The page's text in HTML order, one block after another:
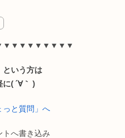
i y
i
という方は
( ´∀｀ )
っと質問」へ
トへ書き込み